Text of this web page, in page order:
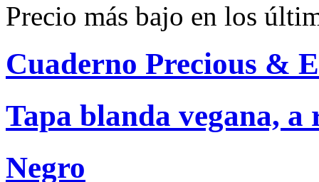
Precio más bajo en los
Cuaderno Precious &
Tapa blanda vegana, a
Negro